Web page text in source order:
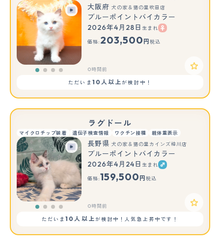
大阪府 犬の家＆猫の里吹田店
ブルーポイントバイカラー
2026年4月28日 生まれ
価格: 203,500 円 税込
0時間前
ただいま 10人以上が検討中！
ラグドール
マイクロチップ装着 遺伝子検査情報 ワクチン接種 親体重表示
長野県 犬の家＆猫の里カインズ梓川店
ブルーポイントバイカラー
2026年4月24日 生まれ
価格:159,500 円 税込
0時間前
ただいま10人以上が検討中！人気急上昇中です！